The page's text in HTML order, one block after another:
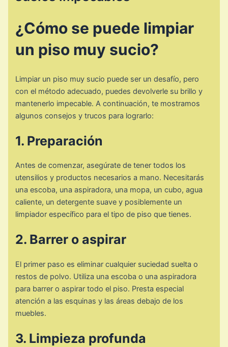
¿Cómo se puede limpiar
un piso muy sucio?
Limpiar un piso muy sucio puede ser un desafío, pero
con el método adecuado, puedes devolverle su brillo y
mantenerlo impecable. A continuación, te mostramos
algunos consejos y trucos para lograrlo:
1. Preparación
Antes de comenzar, asegúrate de tener todos los
utensilios y productos necesarios a mano. Necesitarás
una escoba, una aspiradora, una mopa, un cubo, agua
caliente, un detergente suave y posiblemente un
limpiador específico para el tipo de piso que tienes.
2. Barrer o aspirar
El primer paso es eliminar cualquier suciedad suelta o
restos de polvo. Utiliza una escoba o una aspiradora
para barrer o aspirar todo el piso. Presta especial
atención a las esquinas y las áreas debajo de los
muebles.
3. Limpieza profunda